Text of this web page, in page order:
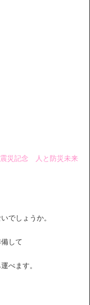
震災記念 人と防災未来
でしょうか。
して
べます。